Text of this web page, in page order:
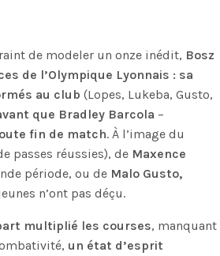
de modeler un onze inédit, Bosz
de l’Olympique Lyonnais : sa
au club (Lopes, Lukeba, Gusto,
que Bradley Barcola –
fin de match. À l’image du
passes réussies), de Maxence
période, ou de Malo Gusto,
n’ont pas déçu.
multiplié les courses, manquant
un état d’esprit